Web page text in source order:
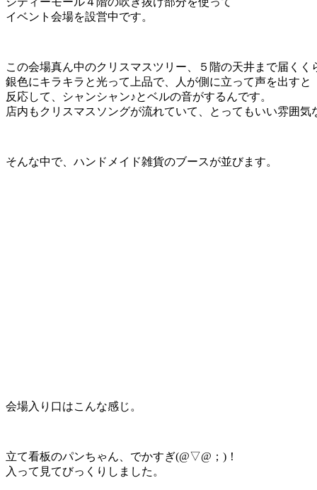
イベント会場を設営中です。
この会場真ん中のクリスマスツリー、５階の天井まで届くく
銀色にキラキラと光って上品で、人が側に立って声を出すと
反応して、シャンシャン♪とベルの音がするんです。
店内もクリスマスソングが流れていて、とってもいい雰囲気
そんな中で、ハンドメイド雑貨のブースが並びます。
会場入り口はこんな感じ。
立て看板のパンちゃん、でかすぎ(@▽@；)！
入って見てびっくりしました。